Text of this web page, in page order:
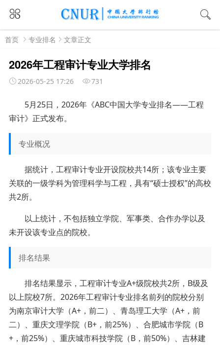
首页 专业排名 文章正文
2026年工程审计专业大学排名
2026-05-25 17:26 731
5月25日，2026年《ABC中国大学专业排名——工程
审计》正式发布。
专业概况
据统计，工程审计专业开设院校共14所；该专业主要
关联的一级学科为管理科学与工程，具有“硕士授权”的高校
共2所。
以上统计，不包括独立学院、军事类、合作办学以及
未开设该专业点的院校。
排名结果
排名结果显示，工程审计专业A+级院校共2所，B级及
以上院校7所。2026年工程审计专业排名前列的院校分别
为南京审计大学（A+，前二）、青岛理工大学（A+，前
二）、重庆文理学院（B+，前25%）、合肥城市学院（B
+，前25%）、重庆城市科技学院（B，前50%）、吉林建